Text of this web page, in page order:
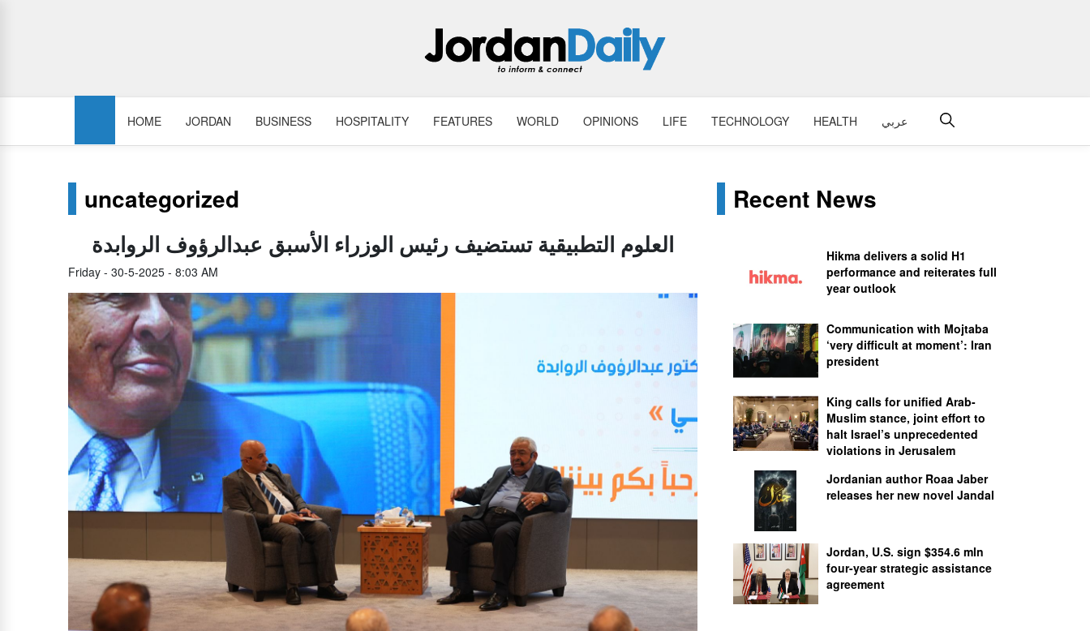
HOME JORDAN BUSINESS HOSPITALITY FEATURES WORLD OPINIONS LIFE TECHNOLOGY HEALTH عربي
uncategorized
العلوم التطبيقية تستضيف رئيس الوزراء الأسبق عبدالرؤوف الروابدة
Friday - 30-5-2025 - 8:03 AM
Recent News
Hikma delivers a solid H1
performance and reiterates full
year outlook
Communication with Mojtaba
‘very difficult at moment’: Iran
president
King calls for unified Arab-
Muslim stance, joint effort to
halt Israel’s unprecedented
violations in Jerusalem
Jordanian author Roaa Jaber
releases her new novel Jandal
Jordan, U.S. sign $354.6 mln
four-year strategic assistance
agreement